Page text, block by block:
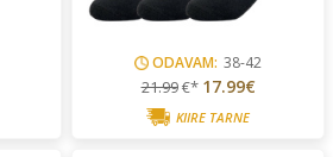
ODAVAM: 38-42
21.99€* 17.99€
KIIRE TARNE